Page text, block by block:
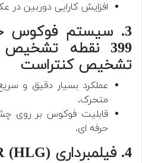
افزایش کارایی دوربین در
3. سیستم فوکوس
تشخیص کنتراست
عملکرد بسیار دقیق و
متحرک.
حرفه ای.
4. فیلمبرداری 4K HDR (HLG)